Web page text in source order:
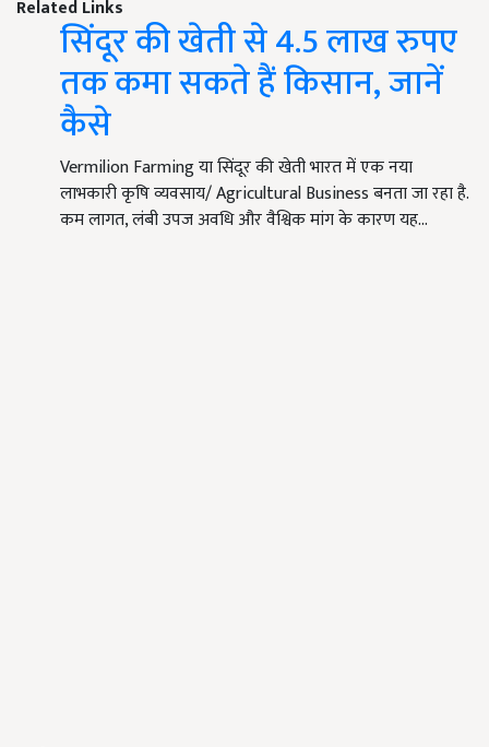
Related Links
सिंदूर की खेती से 4.5 लाख रुपए
तक कमा सकते हैं किसान, जानें
कैसे
Vermilion Farming या सिंदूर की खेती भारत में एक नया
लाभकारी कृषि व्यवसाय/ Agricultural Business बनता जा रहा है.
कम लागत, लंबी उपज अवधि और वैश्विक मांग के कारण यह…